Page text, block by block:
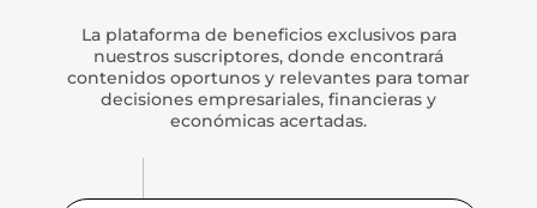
La plataforma de beneficios exclusivos para
nuestros suscriptores, donde encontrará
contenidos oportunos y relevantes para tomar
decisiones empresariales, financieras y
económicas acertadas.